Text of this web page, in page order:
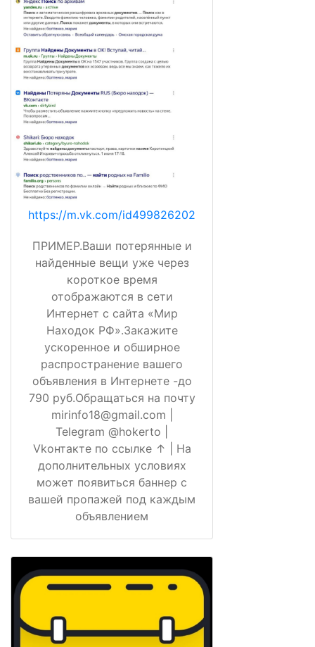
https://m.vk.com/id499826202
ПРИМЕР.Ваши потерянные и
найденные вещи уже через
короткое время
отображаются в сети
Интернет с сайта «Мир
Находок РФ».Закажите
ускоренное и обширное
распространение вашего
объявления в Интернете -до
790 руб.Обращаться на почту
mirinfo18@gmail.com |
Telegram @hokerto |
Vkонтакте по ссылке ↑ | На
дополнительных условиях
может появиться баннер с
вашей пропажей под каждым
объявлением